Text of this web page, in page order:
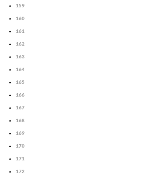
159
160
161
162
163
164
165
166
167
168
169
170
171
172